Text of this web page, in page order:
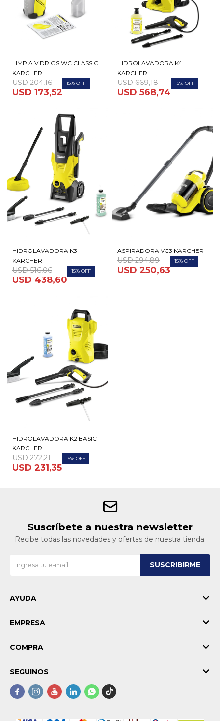
LIMPIA VIDRIOS WC CLASSIC
KARCHER
USD 173,52
USD 204,16 15
HIDROLAVADORA K4
KARCHER
USD 568,74
USD 669,18 15
HIDROLAVADORA K3
KARCHER
USD 438,60
USD 516,06 15
ASPIRADORA VC3 KARCHER
USD 250,63
USD 294,89 15
HIDROLAVADORA K2 BASIC
KARCHER
USD 231,35
USD 272,21 15
Suscríbete a nuestra newsletter
Recibe todas las novedades y ofertas de nuestra tienda.
SUSCRIBIRME
AYUDA
EMPRESA
COMPRA
SEGUINOS
    